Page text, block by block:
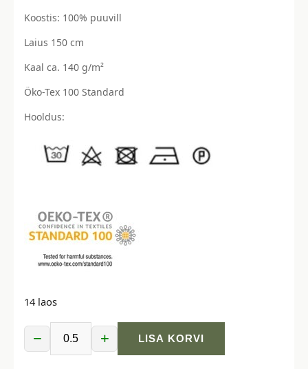
Koostis: 100% puuvill
Laius 150 cm
Kaal ca. 140 g/m²
Öko-Tex 100 Standard
Hooldus:
14 laos
−
Puuvillane
kortsukangas
+ LISA KORVI